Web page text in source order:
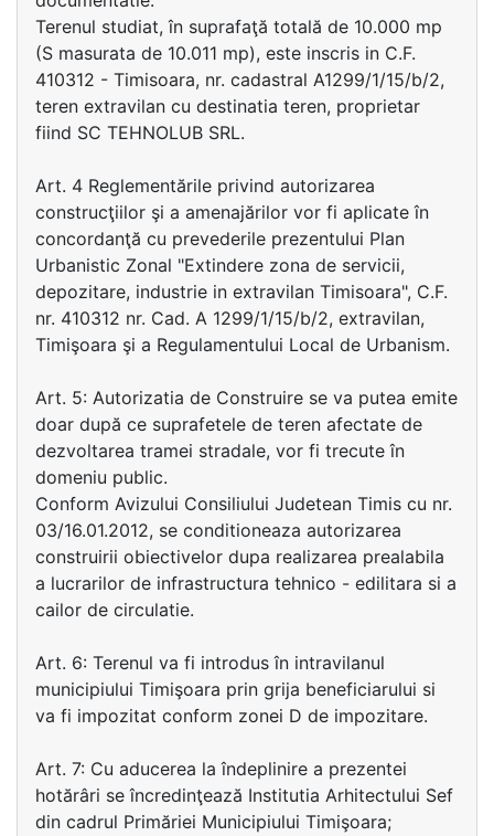
Terenul studiat, în suprafaţă totală de 10.000 mp
(S masurata de 10.011 mp), este inscris in C.F.
410312 - Timisoara, nr. cadastral A1299/1/15/b/2,
teren extravilan cu destinatia teren, proprietar
fiind SC TEHNOLUB SRL.
Art. 4 Reglementările privind autorizarea
construcţiilor şi a amenajărilor vor fi aplicate în
concordanţă cu prevederile prezentului Plan
Urbanistic Zonal "Extindere zona de servicii,
depozitare, industrie in extravilan Timisoara", C.F.
nr. 410312 nr. Cad. A 1299/1/15/b/2, extravilan,
Timişoara şi a Regulamentului Local de Urbanism.
Art. 5: Autorizatia de Construire se va putea emite
doar după ce suprafetele de teren afectate de
dezvoltarea tramei stradale, vor fi trecute în
domeniu public.
Conform Avizului Consiliului Judetean Timis cu nr.
03/16.01.2012, se conditioneaza autorizarea
construirii obiectivelor dupa realizarea prealabila
a lucrarilor de infrastructura tehnico - edilitara si a
cailor de circulatie.
Art. 6: Terenul va fi introdus în intravilanul
municipiului Timişoara prin grija beneficiarului si
va fi impozitat conform zonei D de impozitare.
Art. 7: Cu aducerea la îndeplinire a prezentei
hotărâri se încredinţează Institutia Arhitectului Sef
din cadrul Primăriei Municipiului Timişoara;